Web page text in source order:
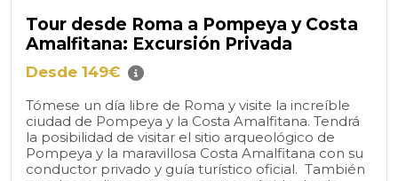
Tour desde Roma a Pompeya y Costa
Amalfitana: Excursión Privada
Desde 149€
Tómese un día libre de Roma y visite la increíble
ciudad de Pompeya y la Costa Amalfitana. Tendrá
la posibilidad de visitar el sitio arqueológico de
Pompeya y la maravillosa Costa Amalfitana con su
conductor privado y guía turístico oficial. También